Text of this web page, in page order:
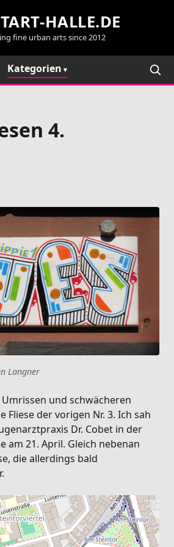
HALLE.DE
fine urban arts since 2012
Kategorien
4.
Langner
und schwächeren
Fliese der vorigen Nr. 3. Ich sah
Dr. Cobet in der
am 21. April. Gleich nebenan
die allerdings bald